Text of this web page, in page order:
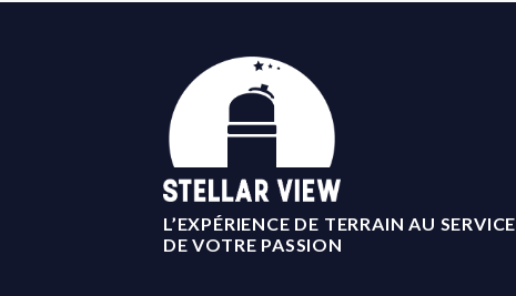
L’EXPÉRIENCE DE TERRAIN AU SERVICE
DE VOTRE PASSION